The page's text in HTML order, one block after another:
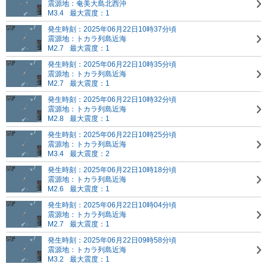
震源地：奄美大島北西沖
M3.4
最大震度：1
発生時刻：2025年06月22日10時37分頃
震源地：トカラ列島近海
M2.7
最大震度：1
発生時刻：2025年06月22日10時35分頃
震源地：トカラ列島近海
M2.7
最大震度：1
発生時刻：2025年06月22日10時32分頃
震源地：トカラ列島近海
M2.8
最大震度：1
発生時刻：2025年06月22日10時25分頃
震源地：トカラ列島近海
M3.4
最大震度：2
発生時刻：2025年06月22日10時18分頃
震源地：トカラ列島近海
M2.6
最大震度：1
発生時刻：2025年06月22日10時04分頃
震源地：トカラ列島近海
M2.7
最大震度：1
発生時刻：2025年06月22日09時58分頃
震源地：トカラ列島近海
M3.2
最大震度：1